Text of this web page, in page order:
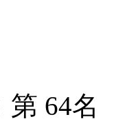
第 64名